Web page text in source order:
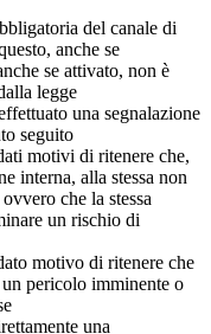
del canale di
anche se
se attivato, non è
legge
una segnalazione
seguito
motivi di ritenere che,
interna, alla stessa non
che la stessa
un rischio di
motivo di ritenere che
pericolo imminente o
una